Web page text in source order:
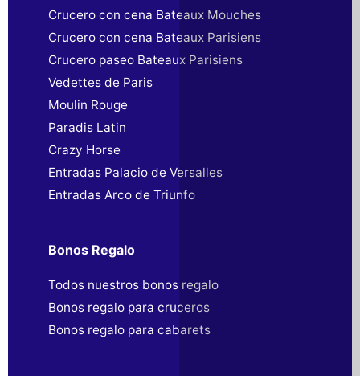
Crucero con cena Bateaux Mouches
Crucero con cena Bateaux Parisiens
Crucero paseo Bateaux Parisiens
Vedettes de Paris
Moulin Rouge
Paradis Latin
Crazy Horse
Entradas Palacio de Versalles
Entradas Arco de Triunfo
Bonos Regalo
Todos nuestros bonos regalo
Bonos regalo para cruceros
Bonos regalo para cabarets